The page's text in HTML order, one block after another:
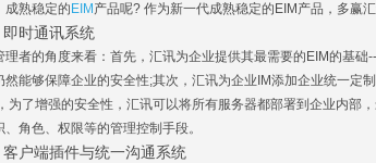
成熟稳定的 EIM 产品呢? 作为新一代成熟稳定的EIM产品，多赢
时通讯系统
的角度来看：首先，汇讯为企业提供其最需要的EIM的基础--
然能够保障企业的安全性;其次，汇讯为企业IM添加企业统一定
为了增强的安全性，汇讯可以将所有服务器都部署到企业内部
角色、权限等的管理控制手段。
端插件与统一沟通系统